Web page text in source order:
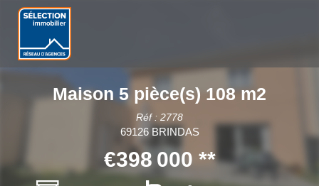
Maison 5 pièce(s) 108 m2
Réf : 2778
69126 BRINDAS
€398 000 **